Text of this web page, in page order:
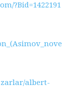
?Bid=1422191
albert-